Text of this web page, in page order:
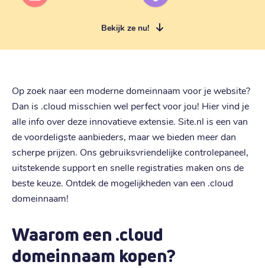
Bekijk ze nu!
Op zoek naar een moderne domeinnaam voor je website?
Dan is .cloud misschien wel perfect voor jou! Hier vind je
alle info over deze innovatieve extensie. Site.nl is een van
de voordeligste aanbieders, maar we bieden meer dan
scherpe prijzen. Ons gebruiksvriendelijke controlepaneel,
uitstekende support en snelle registraties maken ons de
beste keuze. Ontdek de mogelijkheden van een .cloud
domeinnaam!
Waarom een .cloud
domeinnaam kopen?